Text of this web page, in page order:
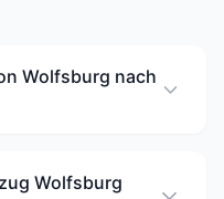
Wolfsburg nach
Wolfsburg